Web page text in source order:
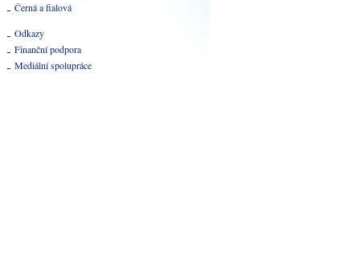
Černá a fialová
Odkazy
Finanční podpora
Mediální spolupráce